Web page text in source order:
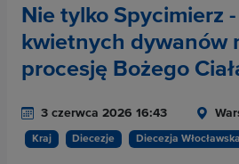
Nie tylko Spycimierz
kwietnych dywanów
procesję Bożego
3 czerwca 2026 16:43
Kraj Diecezje Diecezja Włocławska